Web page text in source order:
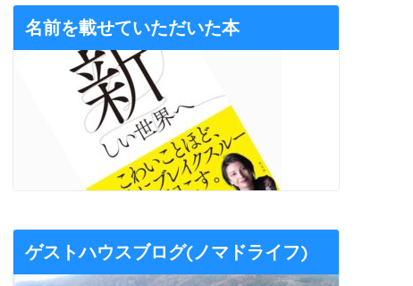
名前を載せていただいた本
ゲストハウスブログ(ノマドライフ)